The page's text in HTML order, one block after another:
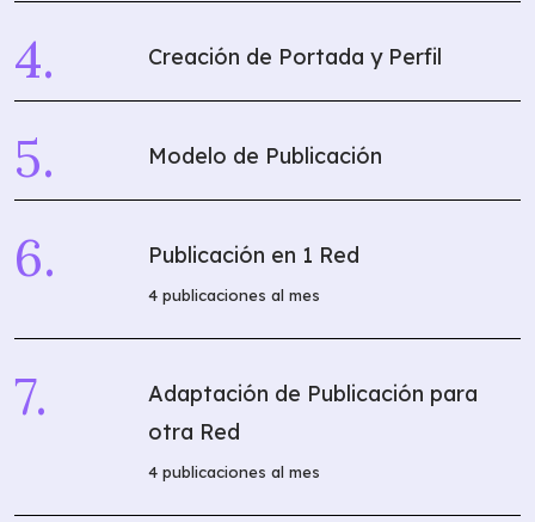
Creación de Portada y Perfil
Modelo de Publicación
Publicación en 1 Red
4 publicaciones al mes
Adaptación de Publicación para
otra Red
4 publicaciones al mes